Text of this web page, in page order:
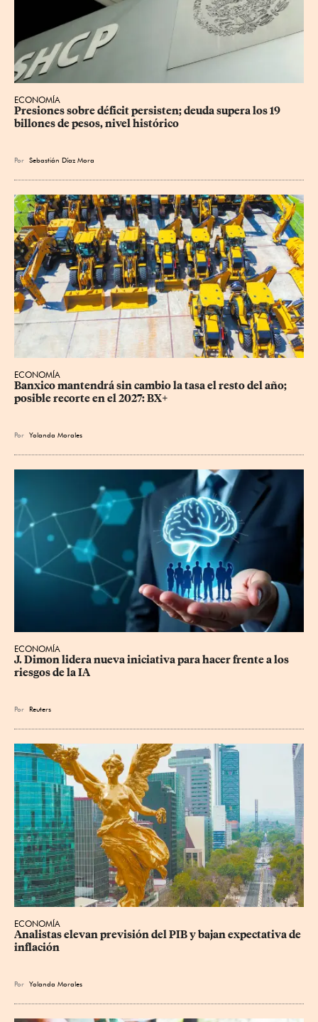
ECONOMÍA
Presiones sobre déficit persisten; deuda supera los 19
billones de pesos, nivel histórico
Por Sebastián Díaz Mora
ECONOMÍA
Banxico mantendrá sin cambio la tasa el resto del año;
posible recorte en el 2027: BX+
Por Yolanda Morales
ECONOMÍA
J. Dimon lidera nueva iniciativa para hacer frente a los
riesgos de la IA
Por Reuters
ECONOMÍA
Analistas elevan previsión del PIB y bajan expectativa de
inflación
Por Yolanda Morales